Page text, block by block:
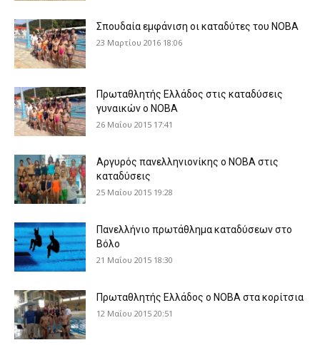
Σπουδαία εμφάνιση οι καταδύτες του ΝΟΒΑ
23 Μαρτίου 2016 18:06
Πρωταθλητής Ελλάδος στις καταδύσεις
γυναικών ο ΝΟΒΑ
26 Μαΐου 2015 17:41
Αργυρός πανελληνιονίκης ο ΝΟΒΑ στις
καταδύσεις
25 Μαΐου 2015 19:28
Πανελλήνιο πρωτάθλημα καταδύσεων στο
Βόλο
21 Μαΐου 2015 18:30
Πρωταθλητής Ελλάδος ο ΝΟΒΑ στα κορίτσια
12 Μαΐου 2015 20:51